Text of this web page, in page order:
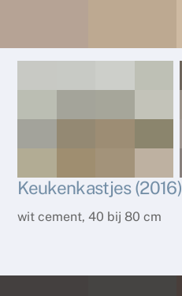
Keukenkastjes (2016)
wit cement, 40 bij 80 cm